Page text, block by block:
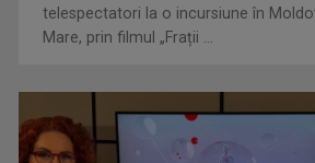
TELEȘCOALA: Matematică, clasa a VIII-
telespectatori la o incursiune în
Mare, prin filmul „Frații ...